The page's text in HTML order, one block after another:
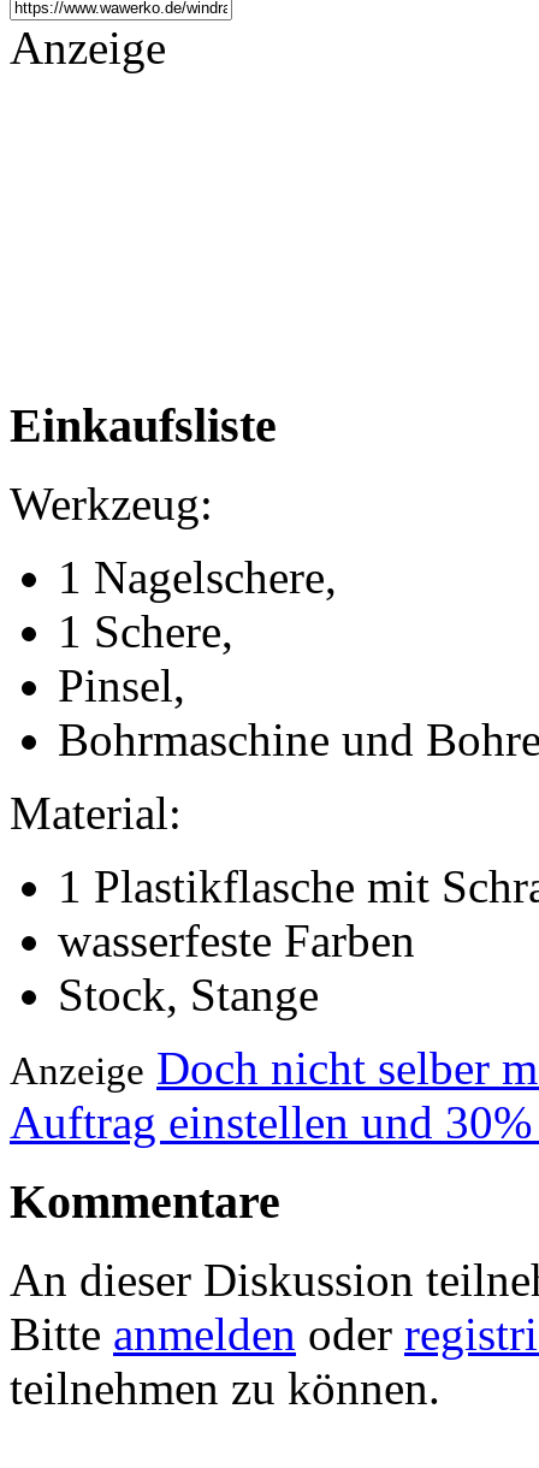
Anzeige
Einkaufsliste
Werkzeug:
1 Nagelschere,
1 Schere,
Pinsel,
Bohrmaschine und
Material:
1 Plastikflasche mit
wasserfeste Farben
Stock, Stange
Anzeige Doch nicht selber
Auftrag einstellen und
Kommentare
An dieser Diskussion
Bitte anmelden oder
teilnehmen zu können.